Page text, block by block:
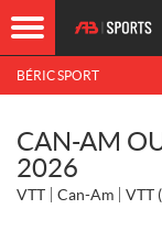
BÉRIC SPORT
CAN-AM
2026
VTT Can-Am VTT